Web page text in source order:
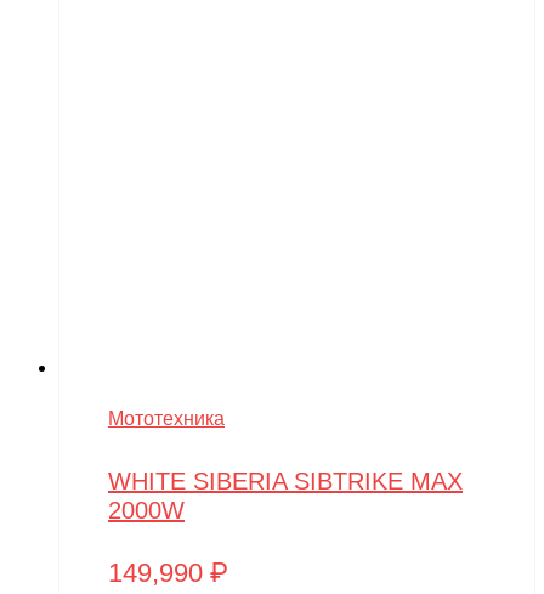
Мототехника
WHITE SIBERIA SIBTRIKE MAX
2000W
149,990 ₽